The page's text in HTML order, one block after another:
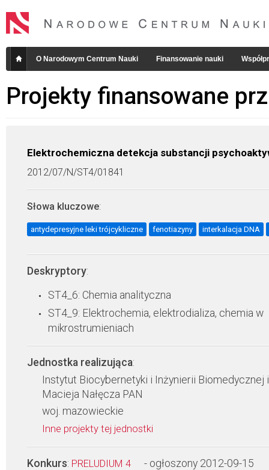
O Narodowym Centrum Nauki Finansowanie nauki
Projekty finansowane
Elektrochemiczna detekcja substancji
2012/07/N/ST4/01841
Słowa kluczowe:
antydepresyjne leki trójcykliczne fenotiazyny interkalacja DNA
Deskryptory:
ST4_6: Chemia analityczna
ST4_9: Elektrochemia, elektrodializa, chemia w
mikrostrumieniach
Jednostka realizująca:
Instytut Biocybernetyki i Inżynierii Biomedycznej
Macieja Nałęcza PAN
woj. mazowieckie
Inne projekty tej jednostki
Konkurs: PRELUDIUM 4 - ogłoszony 2012-09-15